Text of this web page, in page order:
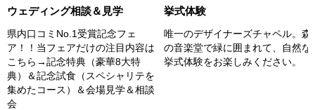
ウェディング相談＆見学
県内口コミNo.1受賞記念フェ
ア！！当フェアだけの注目内容は
こちら→記念特典（豪華8大特
典）＆記念試食（スペシャリテを
集めたコース）＆会場見学＆相談
会
挙式体験
唯一のデザイナーズチャペル。森
の音楽堂で緑に囲まれて、自然な
挙式体験をお楽しみください。